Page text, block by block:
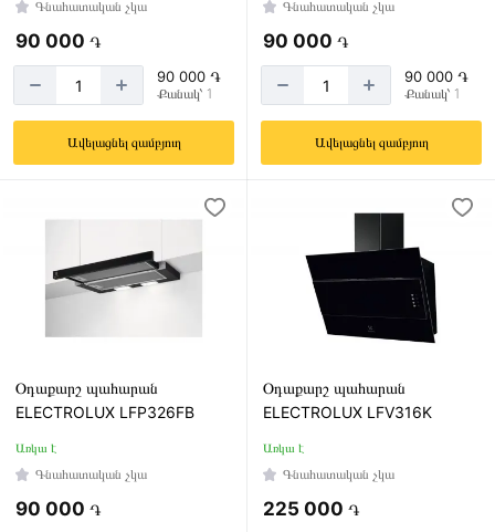
Սպիտակ
Սպիտակ
ապակի
Սև
Սև-
Արտադրող
Բելառուս
Իտալիա
Լեհաստան
Կորեա
ՈՒզբեկստան
Չինաստան
Գնահատական չկա
90 000 ֏
90 000 ֏
Քանակ՝ 1
Ավելացնել զամբյուղ
Գնահատական չկա
90 000 ֏
90 000 ֏
Քանակ՝ 1
Ավելացնել զամբյուղ
Օդաքարշ պահարան
ELECTROLUX LFP326FB
Առկա է
Գնահատական չկա
90 000 ֏
Օդաքարշ պահարան
ELECTROLUX LFV316K
Առկա է
Գնահատական չկա
225 000 ֏